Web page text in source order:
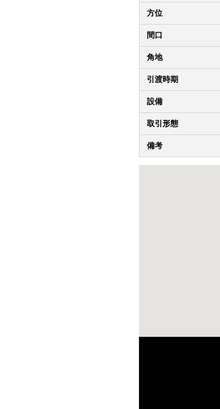
方位
間口
角地
引渡時期
設備
取引形態
備考